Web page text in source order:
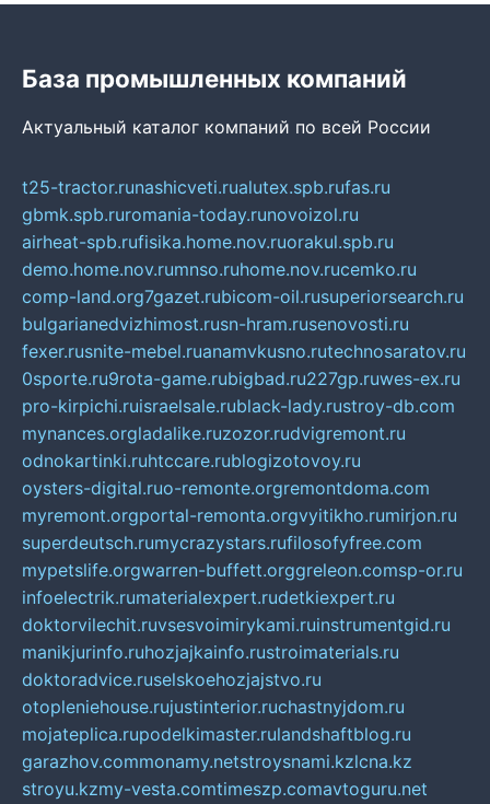
База промышленных компаний
Актуальный каталог компаний по всей России
t25-tractor.runashicveti.rualutex.spb.rufas.ru
gbmk.spb.ruromania-today.runovoizol.ru
airheat-spb.rufisika.home.nov.ruorakul.spb.ru
demo.home.nov.rumnso.ruhome.nov.rucemko.ru
comp-land.org7gazet.rubicom-oil.rusuperiorsearch.ru
bulgarianedvizhimost.rusn-hram.rusenovosti.ru
fexer.rusnite-mebel.ruanamvkusno.rutechnosaratov.ru
0sporte.ru9rota-game.rubigbad.ru227gp.ruwes-ex.ru
pro-kirpichi.ruisraelsale.rublack-lady.rustroy-db.com
mynances.orgladalike.ruzozor.rudvigremont.ru
odnokartinki.ruhtccare.rublogizotovoy.ru
oysters-digital.ruo-remonte.orgremontdoma.com
myremont.orgportal-remonta.orgvyitikho.rumirjon.ru
superdeutsch.rumycrazystars.rufilosofyfree.com
mypetslife.orgwarren-buffett.orggreleon.comsp-or.ru
infoelectrik.rumaterialexpert.rudetkiexpert.ru
doktorvilechit.ruvsesvoimirykami.ruinstrumentgid.ru
manikjurinfo.ruhozjajkainfo.rustroimaterials.ru
doktoradvice.ruselskoehozjajstvo.ru
otopleniehouse.rujustinterior.ruchastnyjdom.ru
mojateplica.rupodelkimaster.rulandshaftblog.ru
garazhov.commonamy.netstroysnami.kzlcna.kz
stroyu.kzmy-vesta.comtimeszp.comavtoguru.net